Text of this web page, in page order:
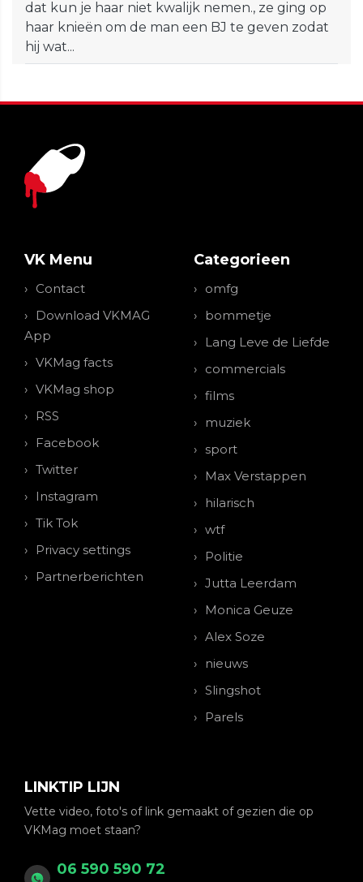
dat kun je haar niet kwalijk nemen., ze ging op
haar knieën om de man een BJ te geven zodat
hij wat...
VK Menu
Contact
Download VKMAG
App
VKMag facts
VKMag shop
RSS
Facebook
Twitter
Instagram
Tik Tok
Privacy settings
Partnerberichten
Categorieen
omfg
bommetje
Lang Leve de Liefde
commercials
films
muziek
sport
Max Verstappen
hilarisch
wtf
Politie
Jutta Leerdam
Monica Geuze
Alex Soze
nieuws
Slingshot
Parels
LINKTIP LIJN
Vette video, foto's of link gemaakt of gezien die op
VKMag moet staan?
06 590 590 72